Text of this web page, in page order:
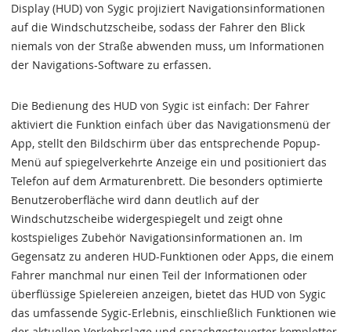
Display (HUD) von Sygic projiziert Navigationsinformationen
auf die Windschutzscheibe, sodass der Fahrer den Blick
niemals von der Straße abwenden muss, um Informationen
der Navigations-Software zu erfassen.
Die Bedienung des HUD von Sygic ist einfach: Der Fahrer
aktiviert die Funktion einfach über das Navigationsmenü der
App, stellt den Bildschirm über das entsprechende Popup-
Menü auf spiegelverkehrte Anzeige ein und positioniert das
Telefon auf dem Armaturenbrett. Die besonders optimierte
Benutzeroberfläche wird dann deutlich auf der
Windschutzscheibe widergespiegelt und zeigt ohne
kostspieliges Zubehör Navigationsinformationen an. Im
Gegensatz zu anderen HUD-Funktionen oder Apps, die einem
Fahrer manchmal nur einen Teil der Informationen oder
überflüssige Spielereien anzeigen, bietet das HUD von Sygic
das umfassende Sygic-Erlebnis, einschließlich Funktionen wie